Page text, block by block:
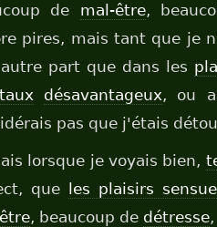
de mal-être,
pires, mais tant que je
part que dans les
désavantageux, ou
pas que j'étais
lorsque je voyais bien,
que
les plaisirs
, beaucoup de détresse